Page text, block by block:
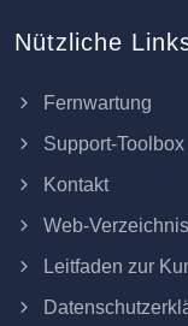
Nützliche
Fernwartung
Support-Toolbox
Kontakt
Web-Verzeichnis
Leitfaden zur